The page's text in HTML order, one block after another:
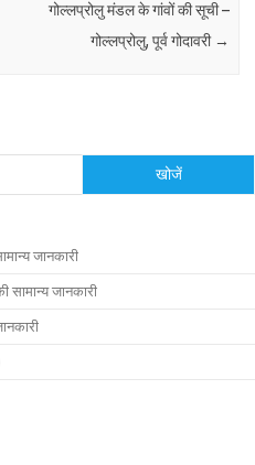
गोल्लप्रोलु मंडल के गांवों की सूची –
गोल्लप्रोलु, पूर्व गोदावरी →
खोजें
जानकारी
जानकारी